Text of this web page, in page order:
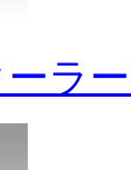
ラ